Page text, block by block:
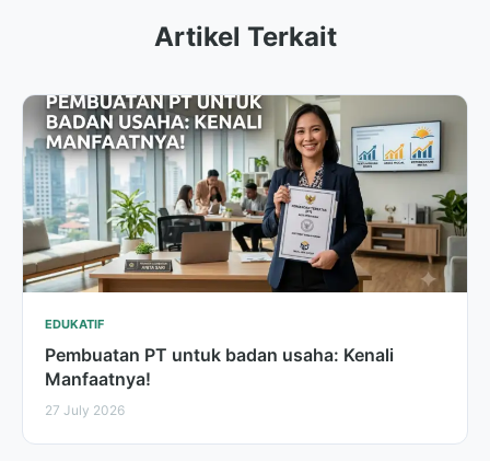
Artikel Terkait
EDUKATIF
Pembuatan PT untuk badan usaha: Kenali
Manfaatnya!
27 July 2026